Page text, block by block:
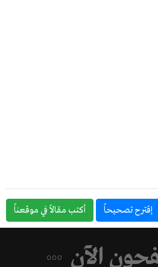
إقترح تصحيحاً أكتب مقالاً في موقعناً
الآن